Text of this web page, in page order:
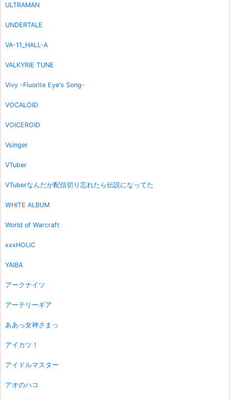
ULTRAMAN
UNDERTALE
VA-11_HALL-A
VALKYRIE TUNE
Vivy -Fluorite Eye's Song-
VOCALOID
VOICEROID
Vsinger
VTuber
VTuberなんだが配信切り忘れたら伝説になってた
WHITE ALBUM
World of Warcraft
xxxHOLiC
YAIBA
アークナイツ
アーテリーギア
ああっ女神さまっ
アイカツ！
アイドルマスター
アオのハコ